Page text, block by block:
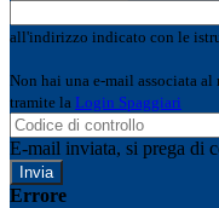
all'indirizzo indicato con le
Non hai una e-mail associata
tramite la Login Spaggiari
E-mail inviata, si prega di
Errore